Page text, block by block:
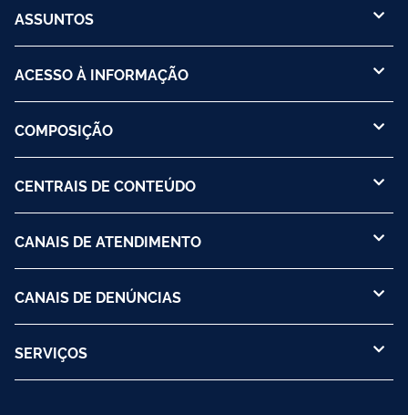
ASSUNTOS
ACESSO À INFORMAÇÃO
COMPOSIÇÃO
CENTRAIS DE CONTEÚDO
CANAIS DE ATENDIMENTO
CANAIS DE DENÚNCIAS
SERVIÇOS